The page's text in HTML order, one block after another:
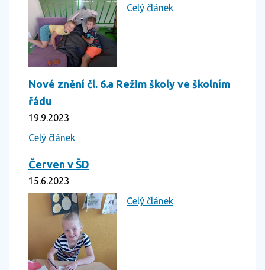
Celý článek
Nové znění čl. 6.a Režim školy ve školním
řádu
19.9.2023
Celý článek
Červen v ŠD
15.6.2023
Celý článek